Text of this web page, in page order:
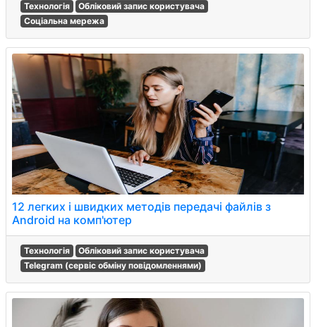
Технологія
Обліковий запис користувача
Соціальна мережа
12 легких і швидких методів передачі файлів з
Android на комп'ютер
Технологія
Обліковий запис користувача
Telegram (сервіс обміну повідомленнями)